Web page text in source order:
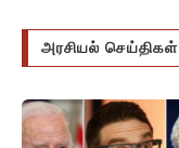
அரசியல் செய்திகள்